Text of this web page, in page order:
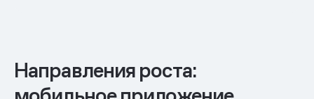
Направления роста: